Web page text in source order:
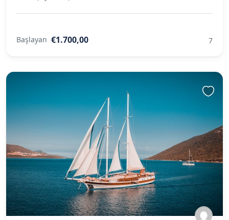
Başlayan €1.700,00 7